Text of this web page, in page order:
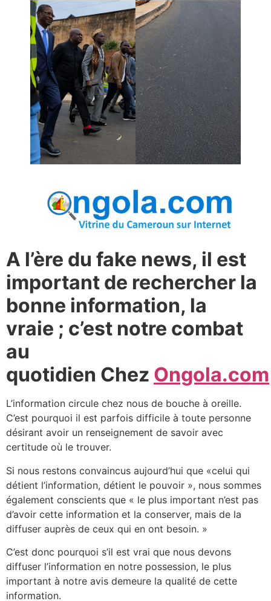
A l’ère du fake news, il est
important de rechercher la
bonne information, la
vraie ; c’est notre combat
au
quotidien Chez Ongola.com
L’information circule chez nous de bouche à oreille.
C’est pourquoi il est parfois difficile à toute personne
désirant avoir un renseignement de savoir avec
certitude où le trouver.
Si nous restons convaincus aujourd’hui que «celui qui
détient l’information, détient le pouvoir », nous sommes
également conscients que « le plus important n’est pas
d’avoir cette information et la conserver, mais de la
diffuser auprès de ceux qui en ont besoin. »
C’est donc pourquoi s’il est vrai que nous devons
diffuser l’information en notre possession, le plus
important à notre avis demeure la qualité de cette
information.